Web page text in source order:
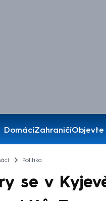
DomácíZahraničíObjevte
Pořady
Politika
se v